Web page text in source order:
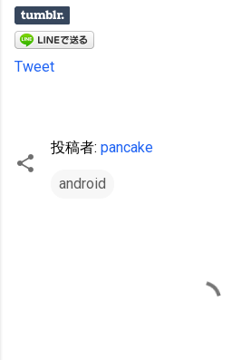
Tweet
投稿者: pancake
android